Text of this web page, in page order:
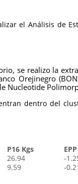
el Análisis de
se realizo la
Orejinegro
Nucleotide
dentro del
P16 Kgs
EPP
26.94
-
9.59 -